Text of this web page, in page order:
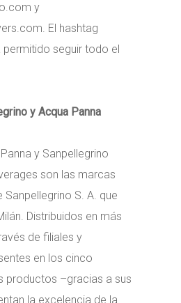
y
El hashtag
permitido seguir todo el
y Acqua Panna
y Sanpellegrino
son las marcas
Sanpellegrino S. A. que
Distribuidos en más
de filiales y
en los cinco
productos –gracias a sus
la excelencia de la